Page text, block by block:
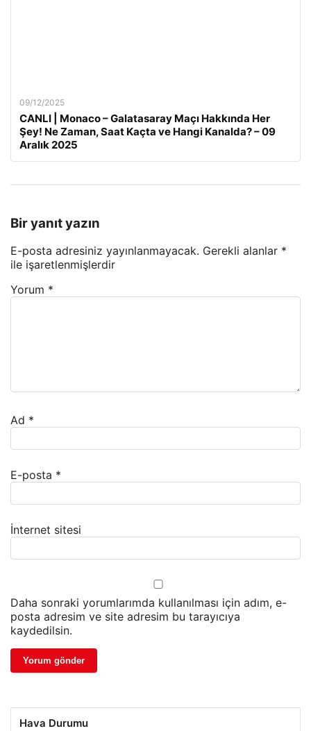
09/12/2025
CANLI | Monaco – Galatasaray Maçı Hakkında Her
Şey! Ne Zaman, Saat Kaçta ve Hangi Kanalda? – 09
Aralık 2025
Bir yanıt yazın
E-posta adresiniz yayınlanmayacak. Gerekli alanlar *
ile işaretlenmişlerdir
Yorum *
Ad *
E-posta *
İnternet sitesi
Daha sonraki yorumlarımda kullanılması için adım, e-
posta adresim ve site adresim bu tarayıcıya
kaydedilsin.
Hava Durumu